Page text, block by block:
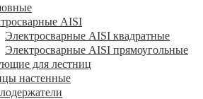
AISI
Электросварные AISI квадратные
Электросварные AISI прямоугольные
для лестниц
настенные